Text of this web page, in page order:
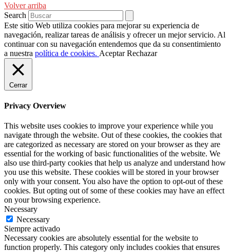
Volver arriba
Search
Este sitio Web utiliza cookies para mejorar su experiencia de
navegación, realizar tareas de análisis y ofrecer un mejor servicio. Al
continuar con su navegación entendemos que da su consentimiento
a nuestra política de cookies. Aceptar Rechazar
Cerrar
Privacy Overview
This website uses cookies to improve your experience while you
navigate through the website. Out of these cookies, the cookies that
are categorized as necessary are stored on your browser as they are
essential for the working of basic functionalities of the website. We
also use third-party cookies that help us analyze and understand how
you use this website. These cookies will be stored in your browser
only with your consent. You also have the option to opt-out of these
cookies. But opting out of some of these cookies may have an effect
on your browsing experience.
Necessary
Necessary
Siempre activado
Necessary cookies are absolutely essential for the website to
function properly. This category only includes cookies that ensures